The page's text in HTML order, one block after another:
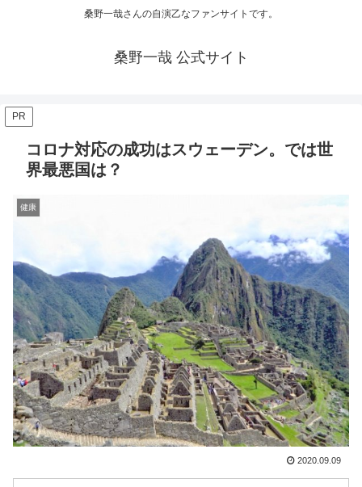
桑野一哉さんの自演乙なファンサイトです。
桑野一哉 公式サイト
PR
コロナ対応の成功はスウェーデン。では世
界最悪国は？
健康
2020.09.09